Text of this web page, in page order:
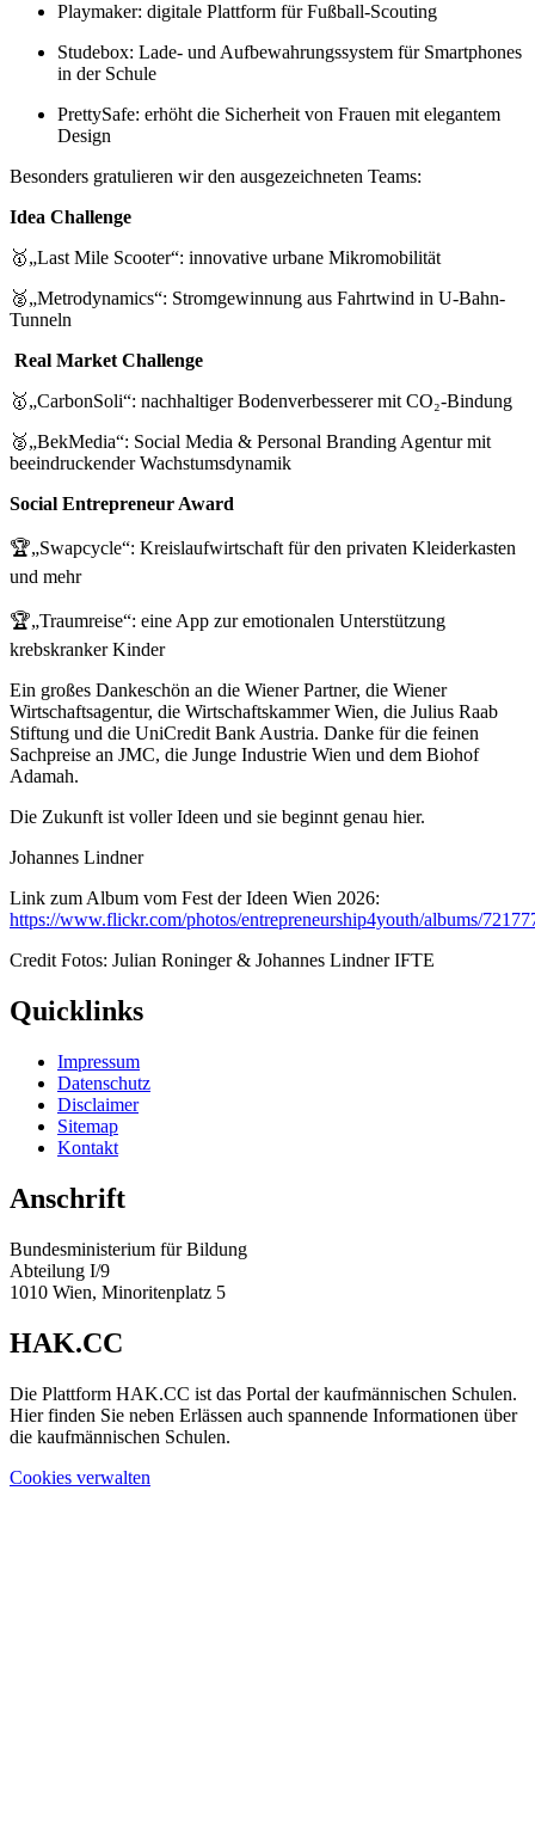
Playmaker: digitale Plattform für Fußball-Scouting
Studebox: Lade- und Aufbewahrungssystem für Smartphones
in der Schule
PrettySafe: erhöht die Sicherheit von Frauen mit elegantem
Design
Besonders gratulieren wir den ausgezeichneten Teams:
Idea Challenge
🥇„Last Mile Scooter“: innovative urbane Mikromobilität
🥈„Metrodynamics“: Stromgewinnung aus Fahrtwind in U-Bahn-
Tunneln
Real Market Challenge
🥇„CarbonSoli“: nachhaltiger Bodenverbesserer mit CO₂-Bindung
🥈„BekMedia“: Social Media & Personal Branding Agentur mit
beeindruckender Wachstumsdynamik
Social Entrepreneur Award
🏆„Swapcycle“: Kreislaufwirtschaft für den privaten Kleiderkasten
und mehr
🏆„Traumreise“: eine App zur emotionalen Unterstützung
krebskranker Kinder
Ein großes Dankeschön an die Wiener Partner, die Wiener
Wirtschaftsagentur, die Wirtschaftskammer Wien, die Julius Raab
Stiftung und die UniCredit Bank Austria. Danke für die feinen
Sachpreise an JMC, die Junge Industrie Wien und dem Biohof
Adamah.
Die Zukunft ist voller Ideen und sie beginnt genau hier.
Johannes Lindner
Link zum Album vom Fest der Ideen Wien 2026:
https://www.flickr.com/photos/entrepreneurship4youth/albums/
Credit Fotos: Julian Roninger & Johannes Lindner IFTE
Quicklinks
Impressum
Datenschutz
Disclaimer
Sitemap
Kontakt
Anschrift
Bundesministerium für Bildung
Abteilung I/9
1010 Wien, Minoritenplatz 5
HAK.CC
Die Plattform HAK.CC ist das Portal der kaufmännischen Schulen.
Hier finden Sie neben Erlässen auch spannende Informationen über
die kaufmännischen Schulen.
Cookies verwalten